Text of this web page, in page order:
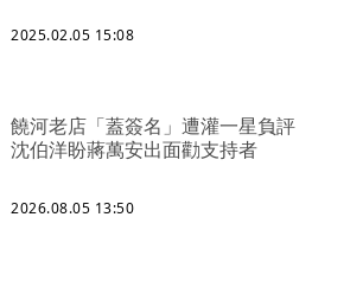
2025.02.05 15:08
饒河老店「蓋簽名」遭灌一星負評
沈伯洋盼蔣萬安出面勸支持者
2026.08.05 13:50